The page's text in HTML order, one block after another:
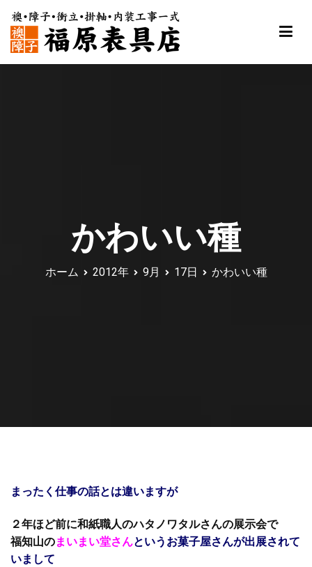
福原表具店
かわいい種
ホーム 2012年 9月 17日 かわいい種
まったく仕事の話とは違いますが
２年ほど前に和紙職人のハタノワタルさんの展示会で
福知山のまいまい堂さんというお菓子屋さんが出展されて
いまして